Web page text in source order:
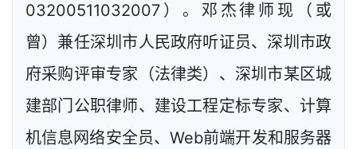
03200511032007）。邓杰律师现（或
曾）兼任深圳市人民政府听证员、深圳市政
府采购评审专家（法律类）、深圳市某区城
建部门公职律师、建设工程定标专家、计算
机信息网络安全员、Web前端开发和服务器